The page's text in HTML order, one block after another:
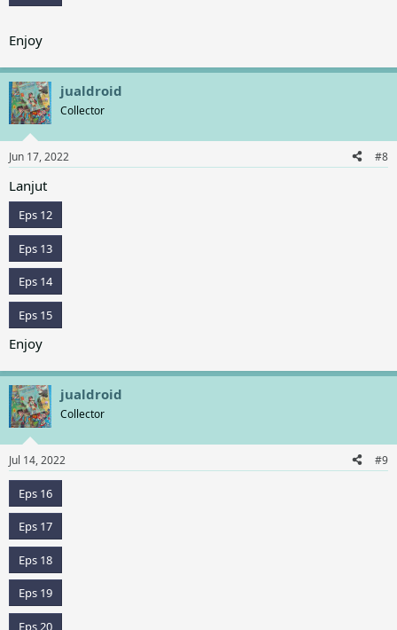
Enjoy
jualdroid
Collector
Jun 17, 2022 #8
Lanjut
Eps 12
Eps 13
Eps 14
Eps 15
Enjoy
jualdroid
Collector
Jul 14, 2022 #9
Eps 16
Eps 17
Eps 18
Eps 19
Eps 20